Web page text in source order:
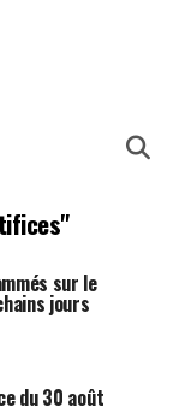
sur le
jours
du 30 août